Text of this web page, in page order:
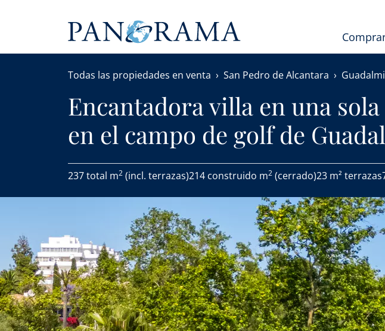
Todas las propiedades en venta San Pedro de Alcantara
Encantadora villa en una
en el campo de golf de
237 total m2 (incl. terrazas)214 construido m2 (cerrado)23 m² terrazas